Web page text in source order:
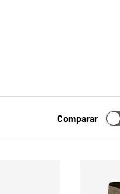
Comparar